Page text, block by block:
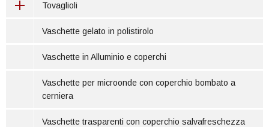
Tovaglioli
Vaschette gelato in polistirolo
Vaschette in Alluminio e coperchi
Vaschette per microonde con coperchio bombato a
cerniera
Vaschette trasparenti con coperchio salvafreschezza